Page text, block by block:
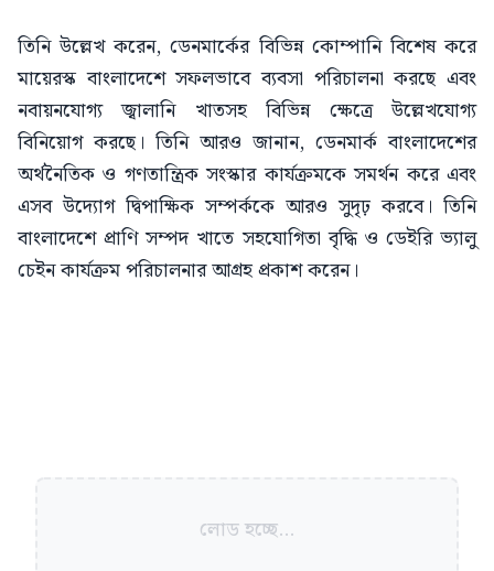
তিনি উল্লেখ করেন, ডেনমার্কের বিভিন্ন কোম্পানি বিশেষ করে
মায়েরস্ক বাংলাদেশে সফলভাবে ব্যবসা পরিচালনা করছে এবং
নবায়নযোগ্য জ্বালানি খাতসহ বিভিন্ন ক্ষেত্রে উল্লেখযোগ্য
বিনিয়োগ করছে। তিনি আরও জানান, ডেনমার্ক বাংলাদেশের
অর্থনৈতিক ও গণতান্ত্রিক সংস্কার কার্যক্রমকে সমর্থন করে এবং
এসব উদ্যোগ দ্বিপাক্ষিক সম্পর্ককে আরও সুদৃঢ় করবে। তিনি
বাংলাদেশে প্রাণি সম্পদ খাতে সহযোগিতা বৃদ্ধি ও ডেইরি ভ্যালু
চেইন কার্যক্রম পরিচালনার আগ্রহ প্রকাশ করেন।
লোড হচ্ছে...